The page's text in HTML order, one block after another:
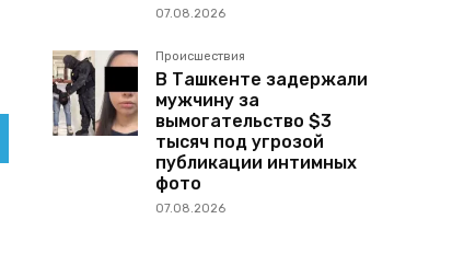
07.08.2026
Происшествия
В Ташкенте задержали
мужчину за
вымогательство $3
тысяч под угрозой
публикации интимных
фото
07.08.2026